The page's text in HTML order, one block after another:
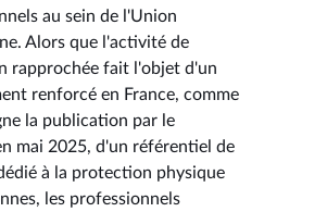
au sein de l'Union
Alors que l'activité de
rapprochée fait l'objet d'un
renforcé en France, comme
la publication par le
mai 2025, d'un référentiel de
à la protection physique
les professionnels